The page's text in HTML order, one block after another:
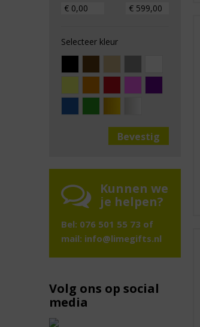
Selecteer kleur
Kunnen we
je helpen?
Bel: 076 501 55 73 of
mail: info@limegifts.nl
Volg ons op social
media